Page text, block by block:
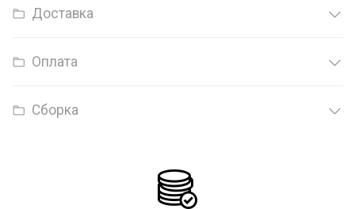
Доставка
Оплата
Сборка